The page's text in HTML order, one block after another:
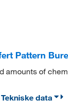
Pattern
amounts of
Tekniske data